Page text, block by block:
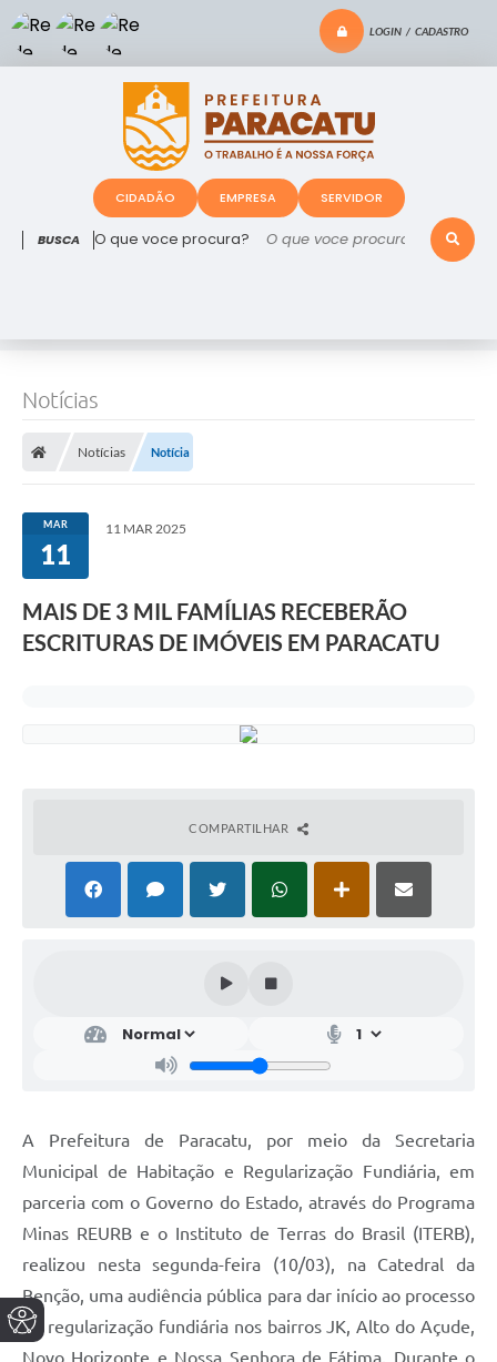
LOGIN / CADASTRO
O que voce procura?
CIDADÃO EMPRESA SERVIDOR
Notícias
Notícias Notícia
MAR
11
11 MAR 2025
MAIS DE 3 MIL FAMÍLIAS RECEBERÃO
ESCRITURAS DE IMÓVEIS EM PARACATU
COMPARTILHAR
A Prefeitura de Paracatu, por meio da Secretaria
Municipal de Habitação e Regularização Fundiária, em
parceria com o Governo do Estado, através do Programa
Minas REURB e o Instituto de Terras do Brasil (ITERB),
realizou nesta segunda-feira (10/03), na Catedral da
Benção, uma audiência pública para dar início ao processo
de regularização fundiária nos bairros JK, Alto do Açude,
Novo Horizonte e Nossa Senhora de Fátima. Durante o